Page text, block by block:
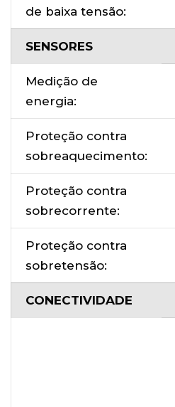
de baixa tensão:
SENSORES
Medição de
energia:
Proteção contra
sobreaquecimento:
Proteção contra
sobrecorrente:
Proteção contra
sobretensão:
CONECTIVIDADE